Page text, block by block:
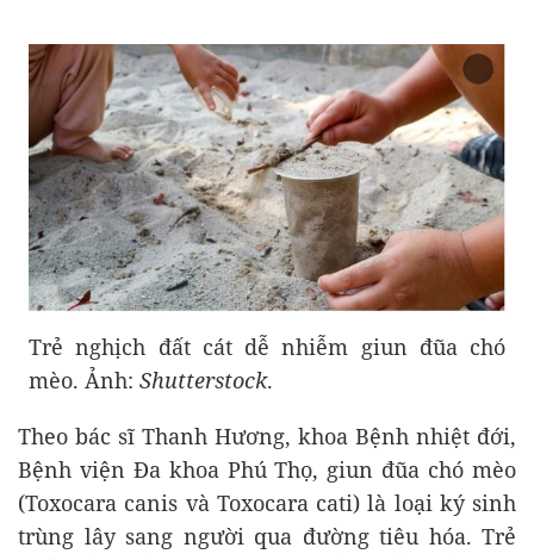
Trẻ nghịch đất cát dễ nhiễm giun đũa chó
mèo. Ảnh: Shutterstock.
Theo bác sĩ Thanh Hương, khoa Bệnh nhiệt đới,
Bệnh viện Đa khoa Phú Thọ, giun đũa chó mèo
(Toxocara canis và Toxocara cati) là loại ký sinh
trùng lây sang người qua đường tiêu hóa. Trẻ